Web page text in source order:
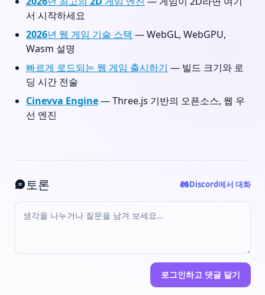
서 시작하세요
2026년 웹 게임 기술 스택 — WebGL, WebGPU,
Wasm 설명
빠르게 로드되는 웹 게임 출시하기 — 빌드 크기와 로
딩 시간 전술
Cinevva Engine— Three.js 기반의 오픈소스, 웹 우
선 엔진
토론 Discord에서 대화
로그인하고 댓글 달기